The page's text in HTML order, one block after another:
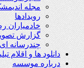
مجله
رویدادها
خادمیاران
گزارش
چندرسانه ای
دانلود ها و اقلام
درباره موسسه